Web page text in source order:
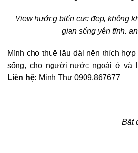
View hướng biển cực đẹp, không
gian sống yên tĩnh,
Mình cho thuê lâu dài nên thích
sống, cho người nước ngoài ở và
Liên hệ: Minh Thư 0909.867677.
Bất